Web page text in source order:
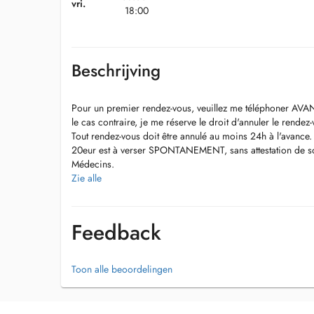
vri.
18:00
Beschrijving
Pour un premier rendez-vous, veuillez me téléphoner
le cas contraire, je me réserve le droit d'annuler le
Tout rendez-vous doit être annulé au moins 24h à
20eur est à verser SPONTANEMENT, sans attestation
Médecins.
S'il n'y a plus de disponibilités, et si vous êtes déjà
VACANCES : 07/08 => 23/08, remplaçante : Dr
Merci pour votre compréhension !
Zie alle
Feedback
Toon alle beoordelingen